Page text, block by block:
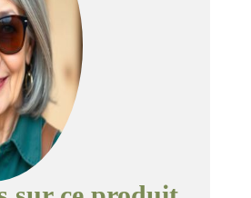
Outil vendu seul. Livré
avec 500 pointes et 2
embouts de protection
des matériaux. Tire
des pointes 16G (Ø 1,6
mm) de 19 à 64 mm.
Vitesse 60 clous/min.
Batterie Non Incluse.
Avec une batterie 5,0